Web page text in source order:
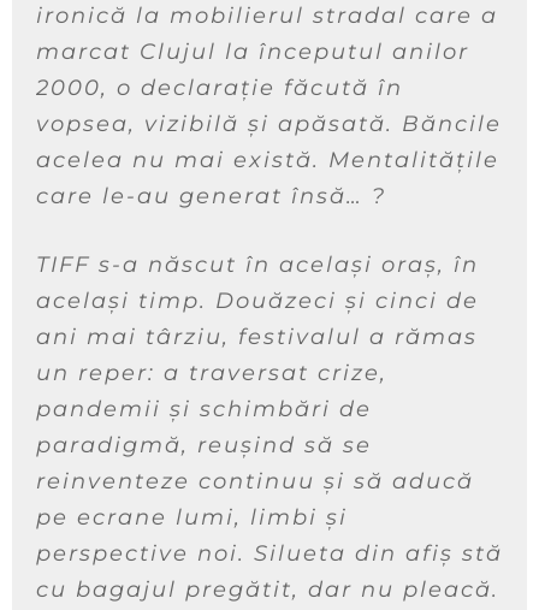
ironică la mobilierul stradal care a
marcat Clujul la începutul anilor
2000, o declarație făcută în
vopsea, vizibilă și apăsată. Băncile
acelea nu mai există. Mentalitățile
care le-au generat însă… ?
TIFF s-a născut în același oraș, în
același timp. Douăzeci și cinci de
ani mai târziu, festivalul a rămas
un reper: a traversat crize,
pandemii și schimbări de
paradigmă, reușind să se
reinventeze continuu și să aducă
pe ecrane lumi, limbi și
perspective noi. Silueta din afiș stă
cu bagajul pregătit, dar nu pleacă.